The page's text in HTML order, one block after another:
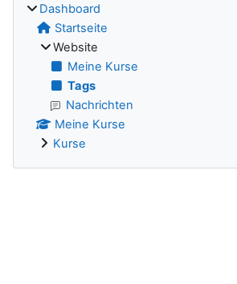
Dashboard
Startseite
Website
Meine Kurse
Tags
Nachrichten
Meine Kurse
Kurse